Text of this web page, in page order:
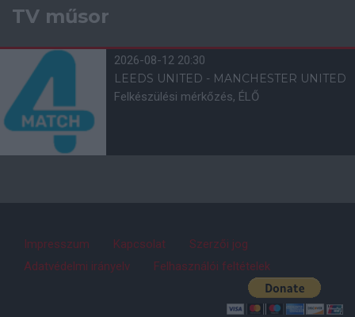
TV műsor
2026-08-12 20:30
LEEDS UNITED - MANCHESTER UNITED
Felkészülési mérkőzés, ÉLŐ
Impresszum Kapcsolat
Szerzői jog
Adatvédelmi irányelv
Felhasználói feltételek